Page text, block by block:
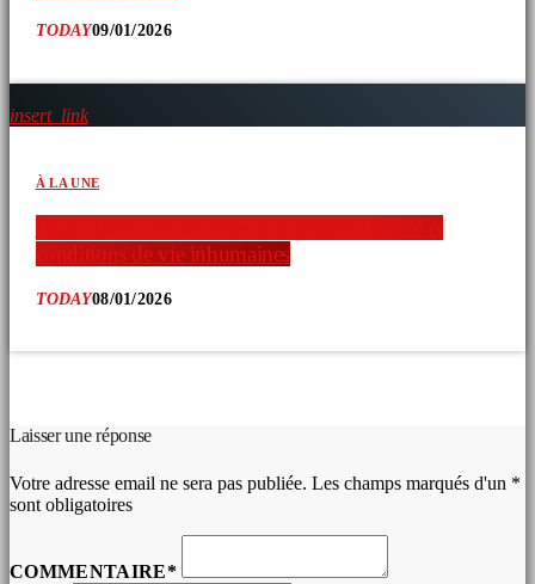
TODAY09/01/2026
insert_link
À LA UNE
conditions de vie inhumaines
TODAY08/01/2026
Laisser une réponse
Votre adresse email ne sera pas publiée. Les champs marqués d'un *
sont obligatoires
COMMENTAIRE*